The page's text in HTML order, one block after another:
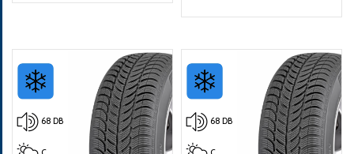
68 DB 68 DB